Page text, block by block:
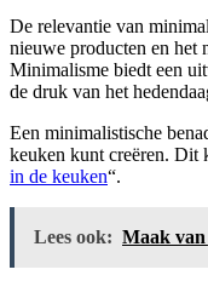
De relevantie van
nieuwe producten en het
Minimalisme biedt een
de druk van het
Een minimalistische
keuken kunt creëren. Dit
in de keuken“.
Lees ook: Maak